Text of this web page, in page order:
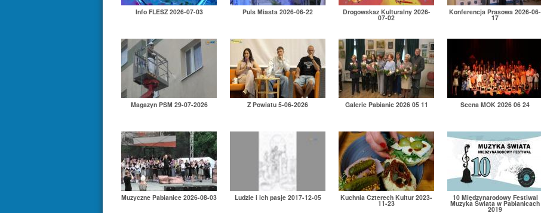
Info FLESZ 2026-07-03 Puls Miasta 2026-06-22 Drogowskaz Kulturalny 2026-
07-02
Konferencja Prasowa 2026-06-
17
Magazyn PSM 29-07-2026 Z Powiatu 5-06-2026 Galerie Pabianic 2026 05 11 Scena MOK 2026 06 24
Muzyczne Pabianice 2026-08-03 Ludzie i ich pasje 2017-12-05 Kuchnia Czterech Kultur 2023-
11-23
10 Międzynarodowy Festiwal
Muzyka Świata w Pabianicach
2019